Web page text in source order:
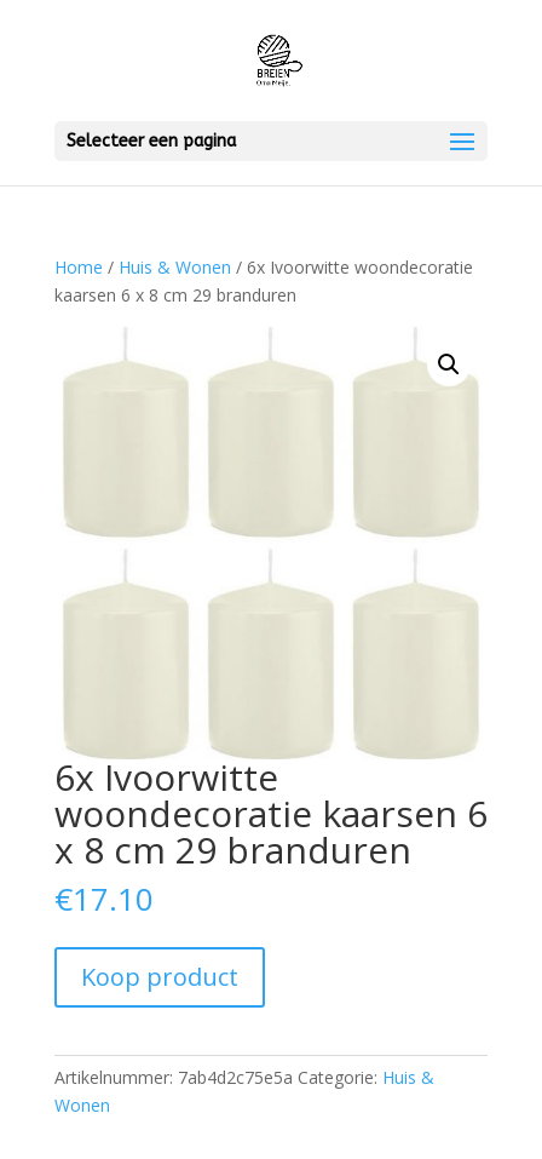
Selecteer een pagina
Home / Huis & Wonen / 6x Ivoorwitte woondecoratie
kaarsen 6 x 8 cm 29 branduren
6x Ivoorwitte
woondecoratie kaarsen 6
x 8 cm 29 branduren
€17.10
Koop product
Artikelnummer: 7ab4d2c75e5a Categorie: Huis &
Wonen